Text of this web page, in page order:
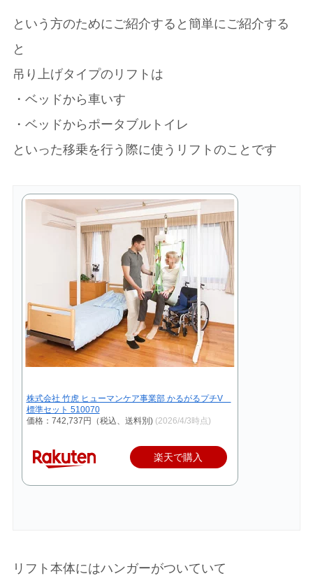
という方のためにご紹介すると簡単にご紹介する
と
吊り上げタイプのリフトは
・ベッドから車いす
・ベッドからポータブルトイレ
といった移乗を行う際に使うリフトのことです
株式会社 竹虎 ヒューマンケア事業部 かるがるプチV
標準セット 510070
価格：742,737円（税込、送料別) (2026/4/3時点)
楽天で購入
リフト本体にはハンガーがついていて